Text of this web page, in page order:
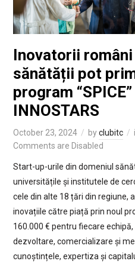
Inovatorii
sănătății pot
program
INNOSTARS
October 23, 2024 byclubitc
Comments are Disabled
Start-up-urile din domeniul
universitățile și institutele de
cele din alte 18 țări din regiune,
inovațiile către piață prin noul
160.000 € pentru fiecare
dezvoltare, comercializare și
cunoștințele, expertiza și